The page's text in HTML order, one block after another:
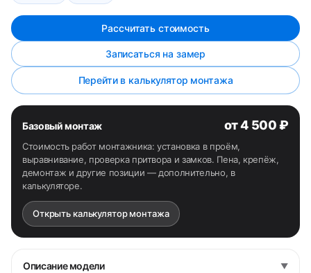
Рассчитать стоимость
Записаться на замер
Перейти в калькулятор монтажа
Базовый монтаж от 4 500 ₽
Стоимость работ монтажника: установка в проём,
выравнивание, проверка притвора и замков. Пена, крепёж,
демонтаж и другие позиции — дополнительно, в
калькуляторе.
Открыть калькулятор монтажа
Описание модели ▼